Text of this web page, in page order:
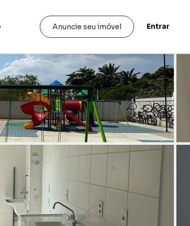
Anuncie seu imóvel Entrar